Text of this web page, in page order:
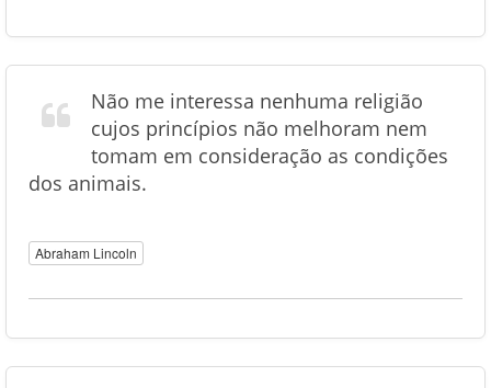
Não me interessa nenhuma religião
cujos princípios não melhoram nem
tomam em consideração as condições
dos animais.
Abraham Lincoln